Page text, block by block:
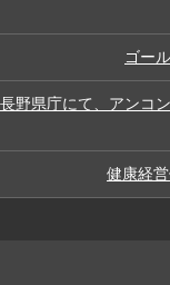
ゴー
長野県庁にて、アンコ
健康経